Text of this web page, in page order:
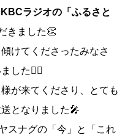
KBCラジオの「ふるさと
きました👏
けてくださったみなさ
した🙇‍♂️
が来てくださり、とても
となりました🎤
スナグの「今」と「これ